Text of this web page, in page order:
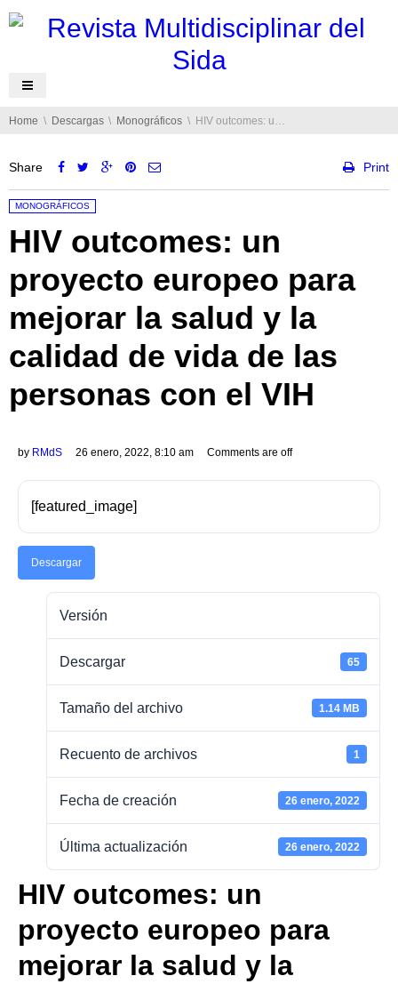
You are here:
Home Descargas Monográficos HIV outcomes: un proyecto europeo para mejorar la salud y la calidad de vida de las personas con el VIH
Share Print
Posted in:
MONOGRÁFICOS
HIV outcomes: un
proyecto europeo para
mejorar la salud y la
calidad de vida de las
personas con el VIH
by RMdS 26 enero, 2022, 8:10 am Comments are off
[featured_image]
Descargar
Versión
Descargar 65
Tamaño del archivo 1.14 MB
Recuento de archivos 1
Fecha de creación 26 enero, 2022
Última actualización 26 enero, 2022
HIV outcomes: un
proyecto europeo para
mejorar la salud y la